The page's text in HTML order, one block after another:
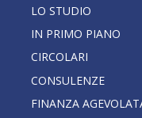
LO STUDIO
IN PRIMO PIANO
CIRCOLARI
CONSULENZE
FINANZA